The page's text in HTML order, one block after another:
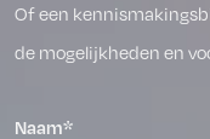
Of een
de mogelijkheden en
Naam*